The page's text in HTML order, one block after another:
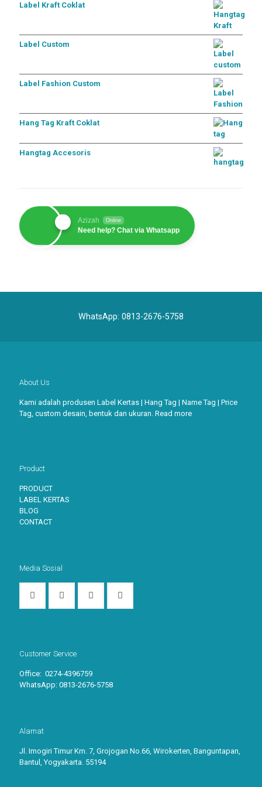
Label Kraft Coklat
Label Custom
Label Fashion Custom
Hang Tag Kraft Coklat
Hangtag Accesoris
Azizah Online
Need help? Chat via Whatsapp
WhatsApp: 0813-2676-5758
About Us
Kami adalah produsen Label Kertas | Hang Tag | Name Tag | Price
Tag, custom desain, bentuk dan ukuran. Read more
Product
PRODUCT
LABEL KERTAS
BLOG
CONTACT
Media Sosial
Customer Service
Office: 0274-4396759
WhatsApp: 0813-2676-5758
Alamat
Jl. Imogiri Timur Km. 7, Grojogan No.66, Wirokerten, Banguntapan,
Bantul, Yogyakarta. 55194